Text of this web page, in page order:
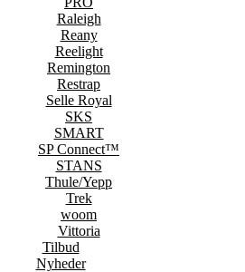
Raleigh
Reany
Reelight
Remington
Restrap
Selle Royal
SKS
SMART
SP Connect™
STANS
Thule/Yepp
Trek
woom
Vittoria
Tilbud
Nyheder